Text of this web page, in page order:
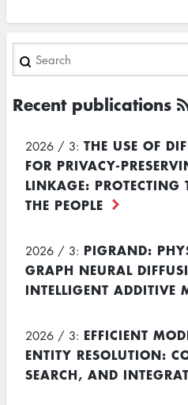
Search
Recent publications
2026 / 3: THE USE OF
FOR PRIVACY-
LINKAGE: PROTECTING
THE PEOPLE
2026 / 3: PIGRAND:
GRAPH NEURAL
INTELLIGENT ADDITIVE
2026 / 3: EFFICIENT
ENTITY RESOLUTION:
SEARCH, AND